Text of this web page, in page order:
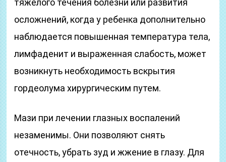
тяжелого течения болезни или развития
осложнений, когда у ребенка дополнительно
наблюдается повышенная температура тела,
лимфаденит и выраженная слабость, может
возникнуть необходимость вскрытия
гордеолума хирургическим путем.
Мази при лечении глазных воспалений
незаменимы. Они позволяют снять
отечность, убрать зуд и жжение в глазу. Для